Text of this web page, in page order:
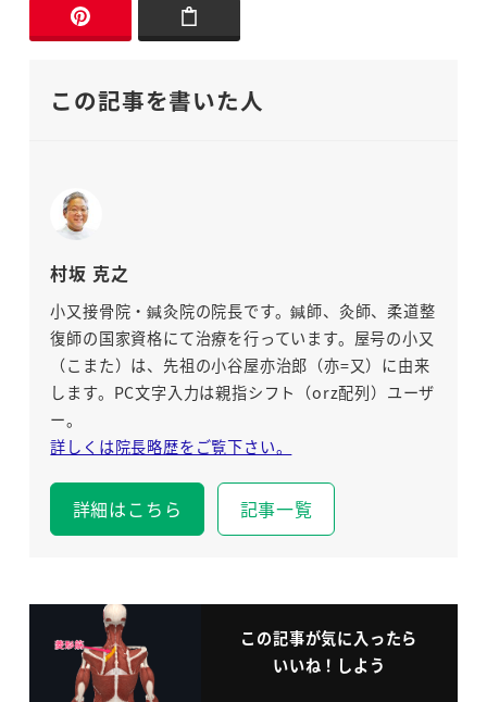
この記事を書いた人
村坂 克之
小又接骨院・鍼灸院の院長です。鍼師、灸師、柔道整
復師の国家資格にて治療を行っています。屋号の小又
（こまた）は、先祖の小谷屋亦治郎（亦=又）に由来
します。PC文字入力は親指シフト（orz配列）ユーザ
ー。
詳しくは院長略歴をご覧下さい。
詳細はこちら 記事一覧
この記事が気に入ったら
いいね！しよう